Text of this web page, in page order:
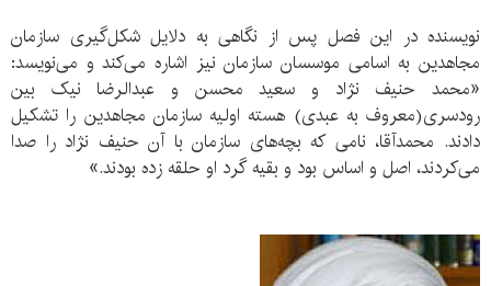
نویسنده در این فصل پس از نگاهی به دلایل شکل‌گیری سازمان
مجاهدین به اسامی موسسان سازمان نیز اشاره می‌کند و می‌نویسد:
«محمد حنیف نژاد و سعید محسن و عبدالرضا نیک بین
رودسری(معروف به عبدی) هسته اولیه سازمان مجاهدین را تشکیل
دادند. محمدآقا، نامی که بچه‌های سازمان با آن حنیف نژاد را صدا
می‌کردند، اصل و اساس بود و بقیه گرد او حلقه زده بودند.»